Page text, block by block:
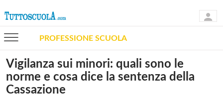
PROFESSIONE SCUOLA
Vigilanza sui minori: quali sono le
norme e cosa dice la sentenza della
Cassazione